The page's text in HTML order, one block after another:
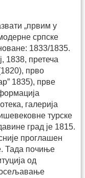
„првим у
српске
1833/1835.
1838, претеча
прво
1835), прве
галерија
турске
град је 1815.
проглашен
Тада почиње
од